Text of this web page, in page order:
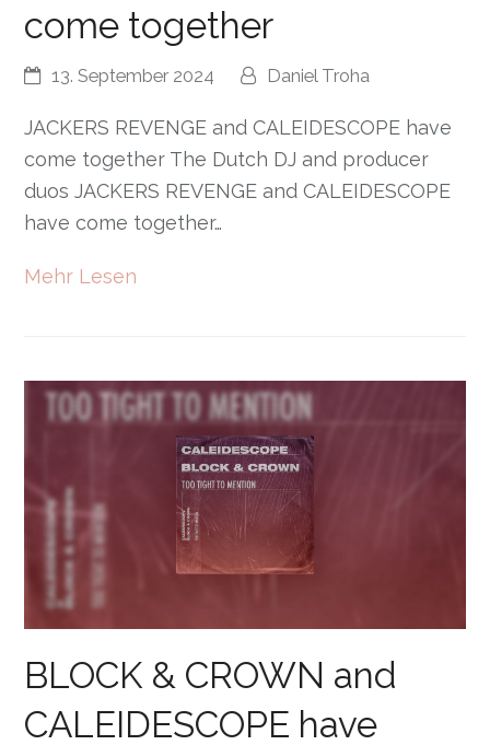
come together
13. September 2024 Daniel Troha
JACKERS REVENGE and CALEIDESCOPE have
come together The Dutch DJ and producer
duos JACKERS REVENGE and CALEIDESCOPE
have come together…
Mehr Lesen
BLOCK & CROWN and
CALEIDESCOPE have